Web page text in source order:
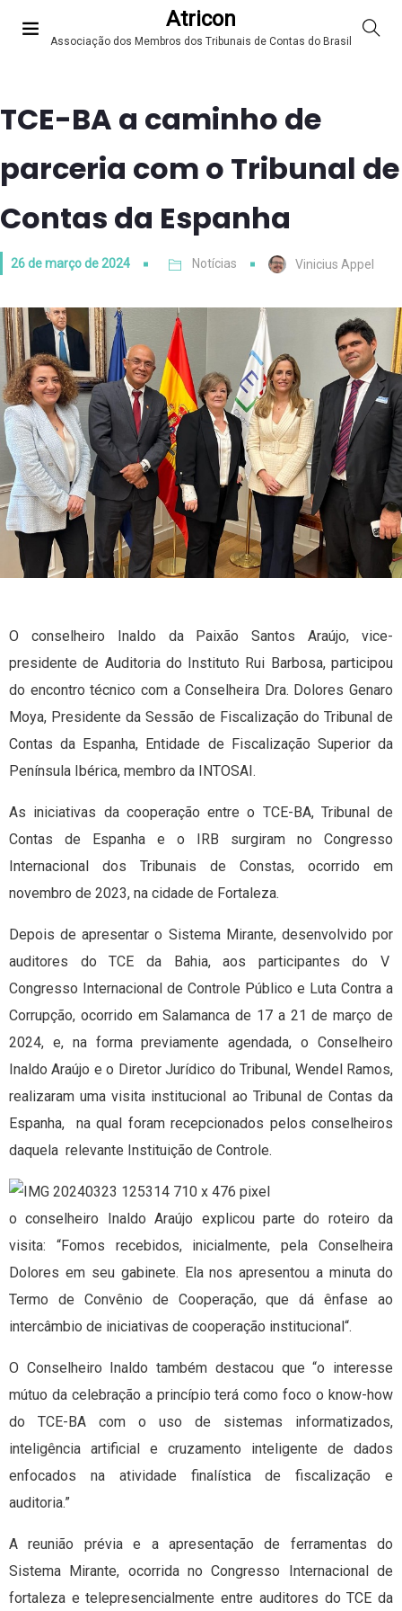
Atricon
Associação dos Membros dos Tribunais de Contas do Brasil
TCE-BA a caminho de
parceria com o Tribunal de
Contas da Espanha
26 de março de 2024 Notícias Vinicius Appel
O conselheiro Inaldo da Paixão Santos Araújo, vice-
presidente de Auditoria do Instituto Rui Barbosa, participou
do encontro técnico com a Conselheira Dra. Dolores Genaro
Moya, Presidente da Sessão de Fiscalização do Tribunal de
Contas da Espanha, Entidade de Fiscalização Superior da
Península Ibérica, membro da INTOSAI.
As iniciativas da cooperação entre o TCE-BA, Tribunal de
Contas de Espanha e o IRB surgiram no Congresso
Internacional dos Tribunais de Constas, ocorrido em
novembro de 2023, na cidade de Fortaleza.
Depois de apresentar o Sistema Mirante, desenvolvido por
auditores do TCE da Bahia, aos participantes do V
Congresso Internacional de Controle Público e Luta Contra a
Corrupção, ocorrido em Salamanca de 17 a 21 de março de
2024, e, na forma previamente agendada, o Conselheiro
Inaldo Araújo e o Diretor Jurídico do Tribunal, Wendel Ramos,
realizaram uma visita institucional ao Tribunal de Contas da
Espanha, na qual foram recepcionados pelos conselheiros
daquela relevante Instituição de Controle.
o conselheiro Inaldo Araújo explicou parte do roteiro da
visita: “Fomos recebidos, inicialmente, pela Conselheira
Dolores em seu gabinete. Ela nos apresentou a minuta do
Termo de Convênio de Cooperação, que dá ênfase ao
intercâmbio de iniciativas de cooperação institucional“.
O Conselheiro Inaldo também destacou que “o interesse
mútuo da celebração a princípio terá como foco o know-how
do TCE-BA com o uso de sistemas informatizados,
inteligência artificial e cruzamento inteligente de dados
enfocados na atividade finalística de fiscalização e
auditoria.”
A reunião prévia e a apresentação de ferramentas do
Sistema Mirante, ocorrida no Congresso Internacional de
fortaleza e telepresencialmente entre auditores do TCE da